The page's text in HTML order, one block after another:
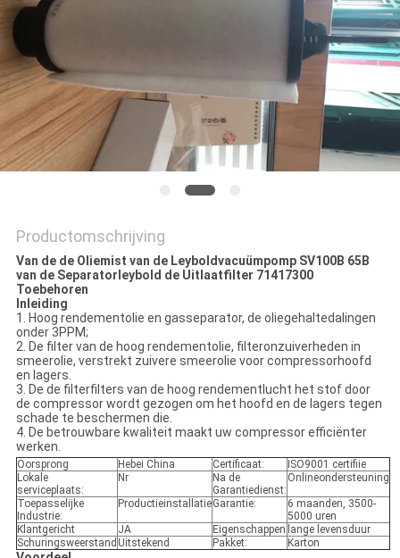
Productomschrijving
Van de de Oliemist van de Leyboldvacuümpomp SV100B 65B
van de Separatorleybold de Uitlaatfilter 71417300
Toebehoren
Inleiding
1. Hoog rendementolie en gasseparator, de oliegehaltedalingen
onder 3PPM;
2. De filter van de hoog rendementolie, filteronzuiverheden in
smeerolie, verstrekt zuivere smeerolie voor compressorhoofd
en lagers.
3. De de filterfilters van de hoog rendementlucht het stof door
de compressor wordt gezogen om het hoofd en de lagers tegen
schade te beschermen die.
4. De betrouwbare kwaliteit maakt uw compressor efficiënter
werken.
Oorsprong Hebei China Certificaat:
ISO9001 certifiie
Lokale
serviceplaats:
Nr
Na de
Garantiedienst:
Onlineondersteuning
Toepasselijke
Industrie:
ProductieinstallatieGarantie:
6 maanden, 3500-
5000 uren
Klantgericht
JA Eigenschappen lange levensduur
Schuringsweerstand Uitstekend Pakket: Karton